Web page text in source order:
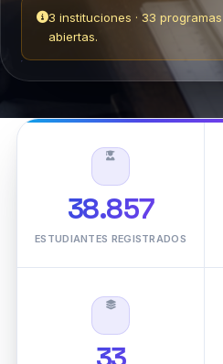
38.857
ESTUDIANTES REGISTRADOS